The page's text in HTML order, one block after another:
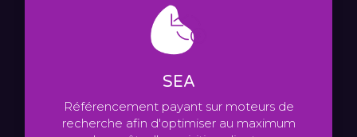
SEA
Référencement payant sur moteurs de
recherche afin d'optimiser au maximum